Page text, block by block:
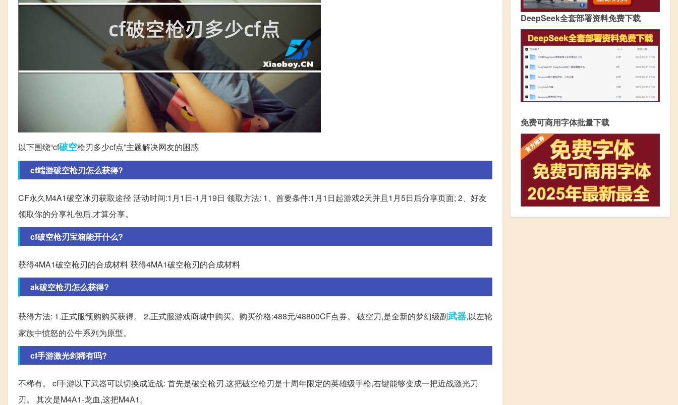
以下围绕“cf破空枪刃多少cf点”主题解决网友的困惑
cf端游破空枪刃怎么获得?
CF永久M4A1破空冰刃获取途径 活动时间:1月1日-1月19日 领取方法: 1、首要条件:1月1日起游戏2天并且1月5日后分享页面; 2、好友
领取你的分享礼包后,才算分享。
cf破空枪刃宝箱能开什么?
获得4MA1破空枪刃的合成材料 获得4MA1破空枪刃的合成材料
ak破空枪刃怎么获得?
获得方法: 1.正式服预购购买获得。 2.正式服游戏商城中购买。购买价格:488元/48800CF点券。 破空刀,是全新的梦幻级副武器,以左轮
家族中愤怒的公牛系列为原型。
cf手游激光剑稀有吗?
不稀有。 cf手游以下武器可以切换成近战: 首先是破空枪刃,这把破空枪刃是十周年限定的英雄级手枪,右键能够变成一把近战激光刀
刃。 其次是M4A1-龙血,这把M4A1。
DeepSeek全套部署资料免费下载
免费可商用字体批量下载